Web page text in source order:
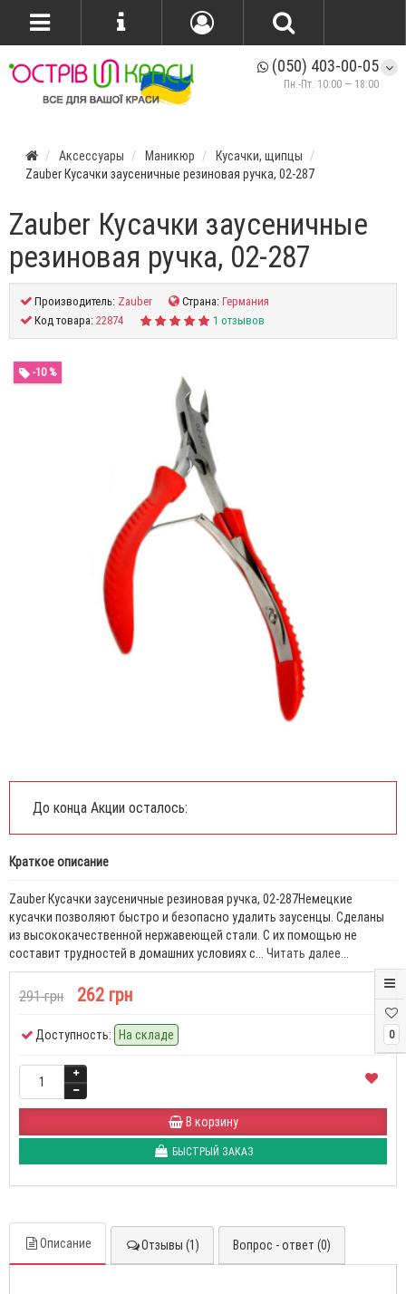
0
(050) 403-00-05
Пн.-Пт. 10:00 — 18:00
Аксессуары Маникюр
Кусачки, щипцы
Zauber Кусачки заусеничные резиновая ручка, 02-287
Zauber Кусачки заусеничные
резиновая ручка, 02-287
Производитель: Zauber Страна:Германия
Код товара:22874 1 отзывов
-10 %
До конца Акции осталось:
Краткое описание
Zauber Кусачки заусеничные резиновая ручка, 02-287Немецкие
кусачки позволяют быстро и безопасно удалить заусенцы. Сделаны
из высококачественной нержавеющей стали. С их помощью не
составит трудностей в домашних условиях с... Читать далее...
291 грн 262 грн
Доступность: На складе
В корзину
БЫСТРЫЙ ЗАКАЗ
Описание Отзывы (1) Вопрос - ответ (0)